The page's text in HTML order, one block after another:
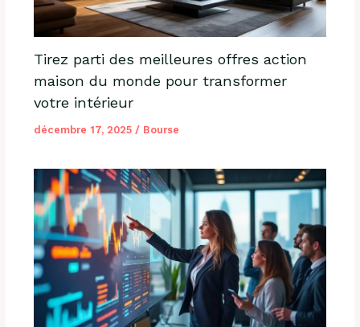
Tirez parti des meilleures offres action
maison du monde pour transformer
votre intérieur
décembre 17, 2025 / Bourse